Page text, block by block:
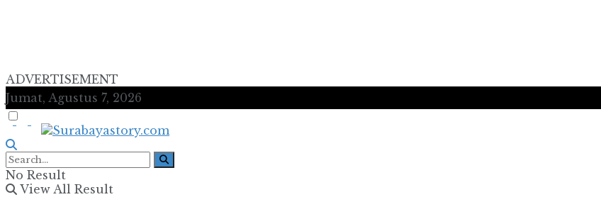
ADVERTISEMENT
Jumat, Agustus 7, 2026
No Result
View All Result